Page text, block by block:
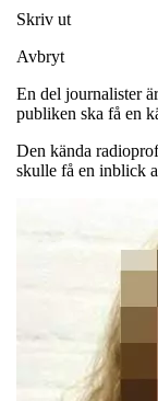
Skriv ut
Avbryt
En del journalister
publiken ska få en
Den kända
skulle få en inblick